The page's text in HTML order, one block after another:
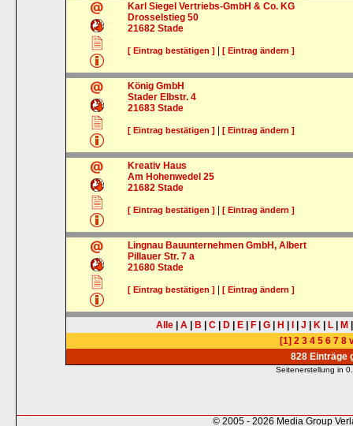
Karl Siegel Vertriebs-GmbH & Co. KG
Drosselstieg 50
21682 Stade
[ Eintrag bestätigen ] |[ Eintrag ändern ]
König GmbH
Stader Elbstr. 4
21683 Stade
[ Eintrag bestätigen ] |[ Eintrag ändern ]
Kreativ Haus
Am Hohenwedel 25
21682 Stade
[ Eintrag bestätigen ] |[ Eintrag ändern ]
Lingnau Bauunternehmen GmbH, Albert
Pillauer Str. 7 a
21680 Stade
[ Eintrag bestätigen ] |[ Eintrag ändern ]
Alle A B C D E F G H J K L M
[1] 2 3 4 5 6 7 8
828 Einträge
Seitenerstellung in
© 2005 - 2026 Media Group